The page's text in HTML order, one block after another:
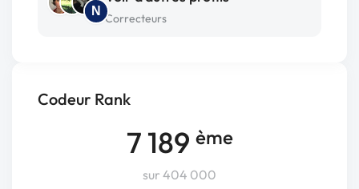
Codeur Rank
7 189 ème
sur 404 000
N
Correcteurs